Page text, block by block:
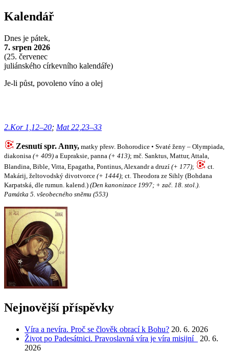
Kalendář
Dnes je pátek,
7. srpen 2026
(25. červenec
juliánského církevního kalendáře)
Je-li půst, povoleno víno a olej
2.Kor 1,12–20; Mat 22,23–33
Zesnutí spr. Anny, matky přesv. Bohorodice • Svaté ženy – Olympiada,
diakonisa (+ 409) a Eupraksie, panna (+ 413); mč. Sanktus, Mattur, Attala,
Blandina, Bible, Vitta, Epagatha, Pontinus, Alexandr a druzí (+ 177);
ct.
Makárij, želtovodský divotvorce (+ 1444); ct. Theodora ze Sihly (Bohdana
Karpatská, dle rumun. kalend.) (Den kanonizace 1997; + zač. 18. stol.).
Památka 5. všeobecného sněmu (553)
Nejnovější příspěvky
Víra a nevíra. Proč se člověk obrací k Bohu? 20. 6. 2026
Život po Padesátnici. Pravoslavná víra je víra misijní
20. 6.
2026